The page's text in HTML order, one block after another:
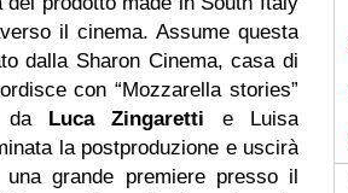
il cinema. Assume questa
dalla Sharon Cinema, casa di
con “Mozzarella stories”
da Luca Zingaretti e Luisa
la postproduzione e uscirà
grande premiere presso il